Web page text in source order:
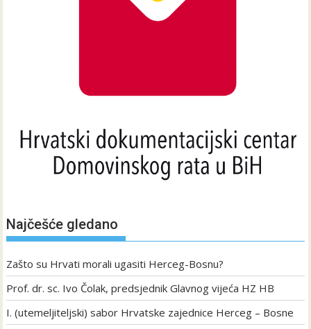
Najčešće gledano
Zašto su Hrvati morali ugasiti Herceg-Bosnu?
Prof. dr. sc. Ivo Čolak, predsjednik Glavnog vijeća HZ HB
I. (utemeljiteljski) sabor Hrvatske zajednice Herceg – Bosne